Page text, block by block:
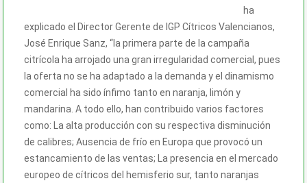
ha
explicado el Director Gerente de IGP Cítricos Valencianos,
José Enrique Sanz, “la primera parte de la campaña
citrícola ha arrojado una gran irregularidad comercial, pues
la oferta no se ha adaptado a la demanda y el dinamismo
comercial ha sido ínfimo tanto en naranja, limón y
mandarina. A todo ello, han contribuido varios factores
como: La alta producción con su respectiva disminución
de calibres; Ausencia de frío en Europa que provocó un
estancamiento de las ventas; La presencia en el mercado
europeo de cítricos del hemisferio sur, tanto naranjas